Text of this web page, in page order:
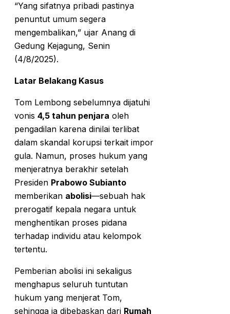
“Yang sifatnya pribadi pastinya
penuntut umum segera
mengembalikan,” ujar Anang di
Gedung Kejagung, Senin
(4/8/2025).
Latar Belakang Kasus
Tom Lembong sebelumnya dijatuhi
vonis 4,5 tahun penjara oleh
pengadilan karena dinilai terlibat
dalam skandal korupsi terkait impor
gula. Namun, proses hukum yang
menjeratnya berakhir setelah
Presiden Prabowo Subianto
memberikan abolisi—sebuah hak
prerogatif kepala negara untuk
menghentikan proses pidana
terhadap individu atau kelompok
tertentu.
Pemberian abolisi ini sekaligus
menghapus seluruh tuntutan
hukum yang menjerat Tom,
sehingga ia dibebaskan dari Rumah